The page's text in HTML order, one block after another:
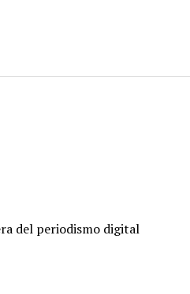
del periodismo digital